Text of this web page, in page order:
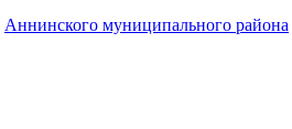
Аннинского муниципального района